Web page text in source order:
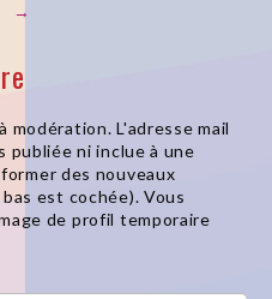
→
modération. L'adresse mail
publiée ni inclue à une
des nouveaux
est cochée). Vous
de profil temporaire